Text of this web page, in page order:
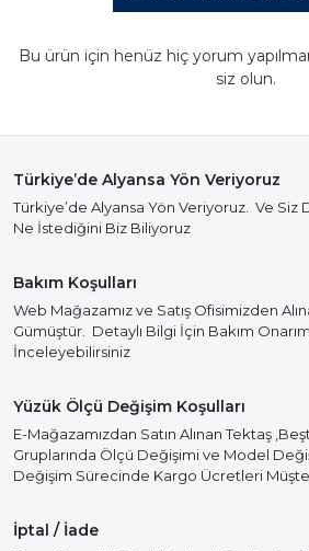
Bu ürün için henüz hiç yorum
siz olun.
Türkiye’de Alyansa Yön Veriyoruz
Türkiye’de Alyansa Yön Veriyoruz. Ve
Ne İstediğini Biz Biliyoruz
Bakım Koşulları
Web Mağazamız ve Satış Ofisimizden
Gümüştür. Detaylı Bilgi İçin Bakım Onarım
İnceleyebilirsiniz
Yüzük Ölçü Değişim Koşulları
E-Mağazamızdan Satın Alınan Tektaş
Gruplarında Ölçü Değişimi ve Model
Değişim Sürecinde Kargo Ücretleri
İptal / İade